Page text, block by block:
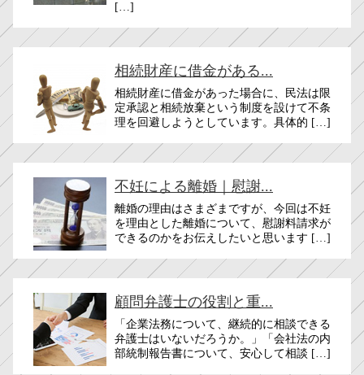
[…]
相続財産に借金がある...
相続財産に借金があった場合に、民法は限
定承認と相続放棄という制度を設けて不条
理を回避しようとしています。具体的 […]
不妊による離婚｜慰謝...
離婚の理由はさまざまですが、今回は不妊
を理由とした離婚について、慰謝料請求が
できるのかをお伝えしたいと思います […]
顧問弁護士の役割と重...
「企業法務について、継続的に相談できる
弁護士はいないだろうか。」「会社法の内
部統制報告書について、安心して相談 […]